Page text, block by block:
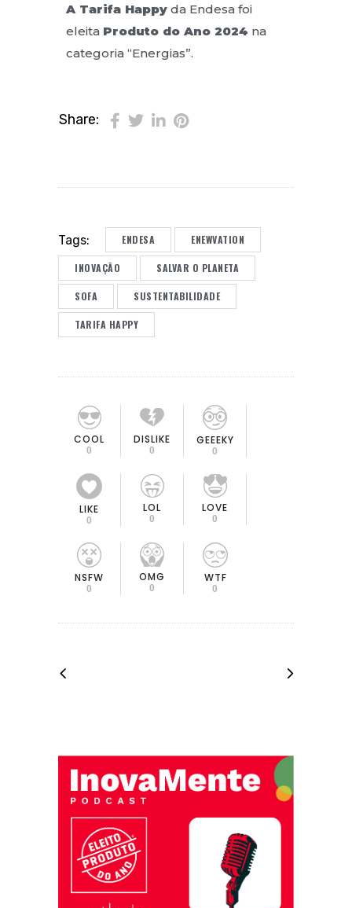
A Tarifa Happy da Endesa foi
eleita Produto do Ano 2024 na
categoria “Energias”.
Share:
Tags: ENDESA ENEWVATION
INOVAÇÃO SALVAR O PLANETA
SOFA SUSTENTABILIDADE
TARIFA HAPPY
COOL
0
DISLIKE
0
GEEEKY
0
LIKE
0
LOL
0
LOVE
0
NSFW
0
OMG
0
WTF
0